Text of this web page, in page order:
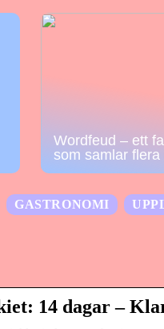
Wordfeud – ett
som samlar
GASTRONOMI
14 dagar –